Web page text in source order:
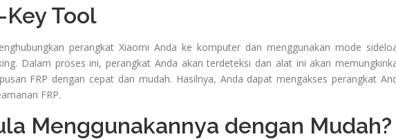
Key Tool
perangkat Xiaomi Anda ke komputer dan menggunakan mode
Dalam proses ini, perangkat Anda akan terdeteksi dan alat ini akan
FRP dengan cepat dan mudah. Hasilnya, Anda dapat mengakses perangkat
FRP.
Menggunakannya dengan Mudah?